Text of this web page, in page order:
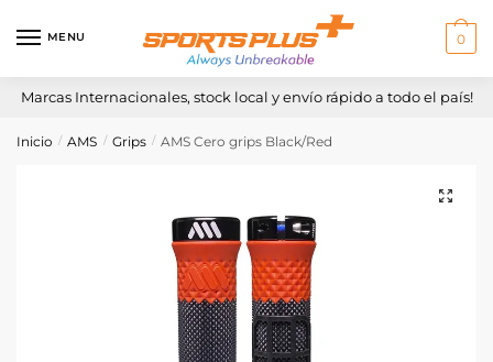
MENU 0
Marcas Internacionales, stock local y envío rápido a todo el país!
Inicio / AMS / Grips / AMS Cero grips Black/Red